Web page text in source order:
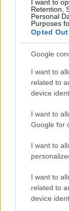
I want to
Retention,
Personal
Purposes
Opted Out
Google
I want to
related to
device
I want to
Google for
I want to
I want to
related to
device